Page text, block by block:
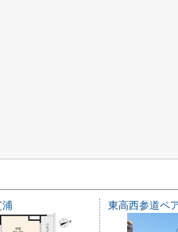
浦 東高西参道ペ